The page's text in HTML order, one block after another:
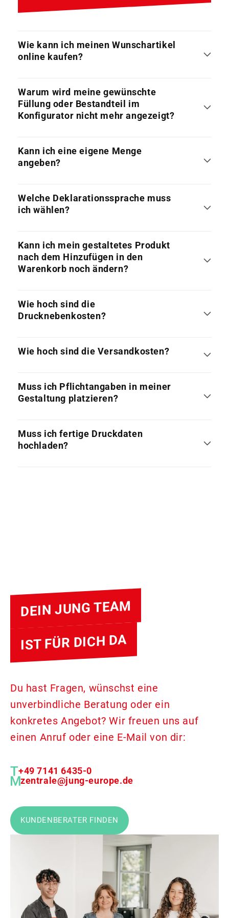
Wie kann ich meinen Wunschartikel
online kaufen?
Warum wird meine gewünschte
Füllung oder Bestandteil im
Konfigurator nicht mehr angezeigt?
Kann ich eine eigene Menge
angeben?
Welche Deklarationssprache muss
ich wählen?
Kann ich mein gestaltetes Produkt
nach dem Hinzufügen in den
Warenkorb noch ändern?
Wie hoch sind die
Drucknebenkosten?
Wie hoch sind die Versandkosten?
Muss ich Pflichtangaben in meiner
Gestaltung platzieren?
Muss ich fertige Druckdaten
hochladen?
DEIN JUNG TEAM
IST FÜR DICH DA
Du hast Fragen, wünschst eine
unverbindliche Beratung oder ein
konkretes Angebot? Wir freuen uns auf
einen Anruf oder eine E-Mail von dir:
+49 7141 6435-0
zentrale@jung-europe.de
KUNDENBERATER FINDEN